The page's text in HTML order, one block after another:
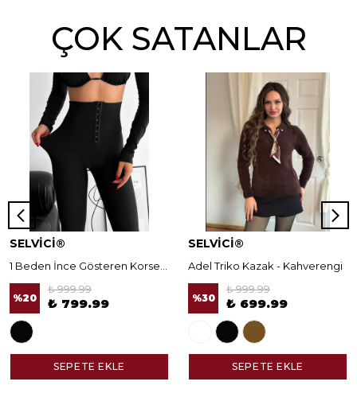
ÇOK SATANLAR
SELVİCİ®
%20
₺ 999.99
₺ 799.99
SEPETE EKLE
SELVİCİ®
Adel Triko Kazak - Kahverengi
%30
₺ 999.99
₺ 699.99
SEPETE EKLE